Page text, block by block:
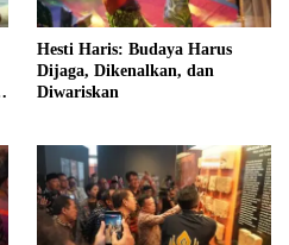
Hesti Haris: Budaya Harus
Dijaga, Dikenalkan, dan
Diwariskan